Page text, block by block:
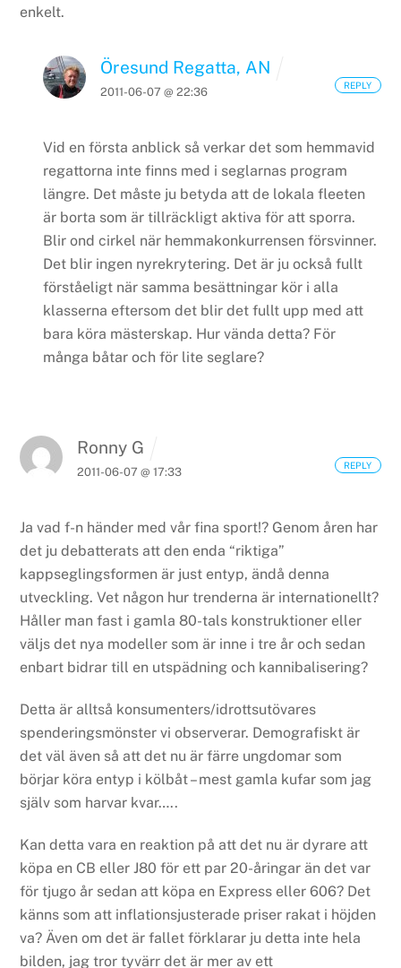
enkelt.
Öresund Regatta, AN
2011-06-07 @ 22:36
Vid en första anblick så verkar det som hemmavid
regattorna inte finns med i seglarnas program
längre. Det måste ju betyda att de lokala fleeten
är borta som är tillräckligt aktiva för att sporra.
Blir ond cirkel när hemmakonkurrensen försvinner.
Det blir ingen nyrekrytering. Det är ju också fullt
förståeligt när samma besättningar kör i alla
klasserna eftersom det blir det fullt upp med att
bara köra mästerskap. Hur vända detta? För
många båtar och för lite seglare?
REPLY
Ronny G
2011-06-07 @ 17:33
Ja vad f-n händer med vår fina sport!? Genom åren har
det ju debatterats att den enda “riktiga”
kappseglingsformen är just entyp, ändå denna
utveckling. Vet någon hur trenderna är internationellt?
Håller man fast i gamla 80-tals konstruktioner eller
väljs det nya modeller som är inne i tre år och sedan
enbart bidrar till en utspädning och kannibalisering?
Detta är alltså konsumenters/idrottsutövares
spenderingsmönster vi observerar. Demografiskt är
det väl även så att det nu är färre ungdomar som
börjar köra entyp i kölbåt – mest gamla kufar som jag
själv som harvar kvar…..
Kan detta vara en reaktion på att det nu är dyrare att
köpa en CB eller J80 för ett par 20-åringar än det var
för tjugo år sedan att köpa en Express eller 606? Det
känns som att inflationsjusterade priser rakat i höjden
va? Även om det är fallet förklarar ju detta inte hela
bilden, jag tror tyvärr det är mer av ett
REPLY